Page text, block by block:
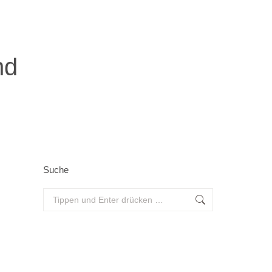
Suche
Search: